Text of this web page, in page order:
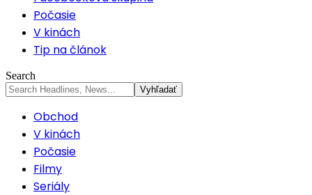
Počasie
V kinách
Tip na článok
Search
Obchod
V kinách
Počasie
Filmy
Seriály